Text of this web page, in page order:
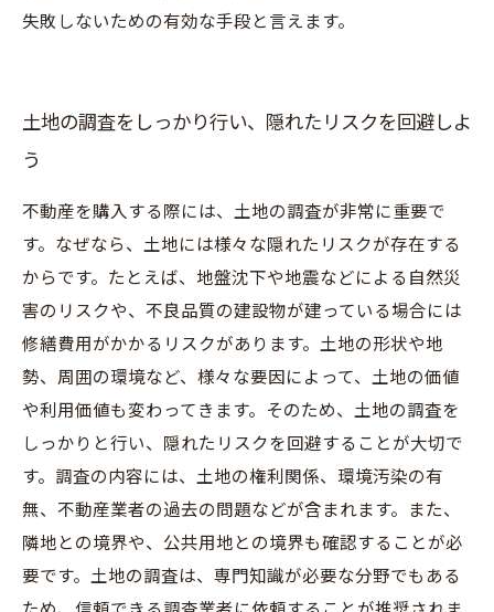
失敗しないための有効な手段と言えます。
土地の調査をしっかり行い、隠れたリスクを回避しよ
う
不動産を購入する際には、土地の調査が非常に重要で
す。なぜなら、土地には様々な隠れたリスクが存在する
からです。たとえば、地盤沈下や地震などによる自然災
害のリスクや、不良品質の建設物が建っている場合には
修繕費用がかかるリスクがあります。土地の形状や地
勢、周囲の環境など、様々な要因によって、土地の価値
や利用価値も変わってきます。そのため、土地の調査を
しっかりと行い、隠れたリスクを回避することが大切で
す。調査の内容には、土地の権利関係、環境汚染の有
無、不動産業者の過去の問題などが含まれます。また、
隣地との境界や、公共用地との境界も確認することが必
要です。土地の調査は、専門知識が必要な分野でもある